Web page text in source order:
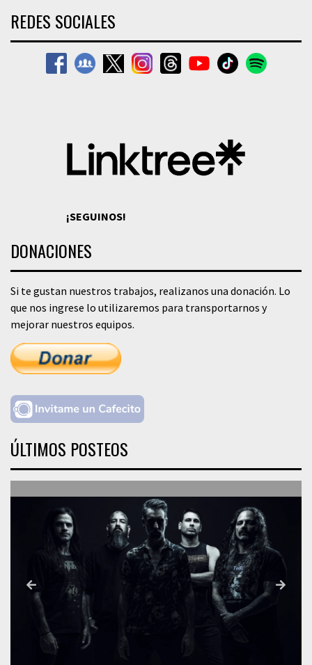
REDES SOCIALES
¡SEGUINOS!
DONACIONES
Si te gustan nuestros trabajos, realizanos una donación. Lo
que nos ingrese lo utilizaremos para transportarnos y
mejorar nuestros equipos.
ÚLTIMOS POSTEOS